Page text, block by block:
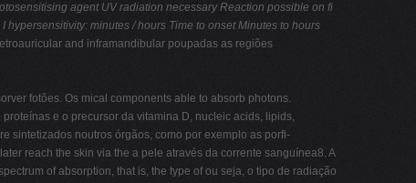
agent UV radiation necessary Reaction possible on fi
I hypersensitivity: minutes / hours Time to onset Minutes to hours
and inframandibular poupadas as regiões
fotões. Os mical components able to absorb photons.
e o precursor da vitamina D, nucleic acids, lipids,
sintetizados noutros órgãos, como por exemplo as porfi-
reach the skin via the a pele através da corrente sanguínea8. A
of absorption, that is, the type of ou seja, o tipo de radiação